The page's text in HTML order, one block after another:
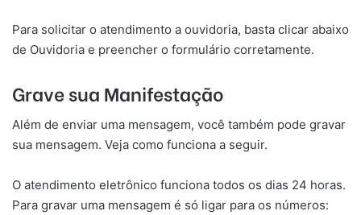
Para solicitar o atendimento a ouvidoria, basta clicar abaixo
de Ouvidoria e preencher o formulário corretamente.
Grave sua Manifestação
Além de enviar uma mensagem, você também pode gravar
sua mensagem. Veja como funciona a seguir.
O atendimento eletrônico funciona todos os dias 24 horas.
Para gravar uma mensagem é só ligar para os números: